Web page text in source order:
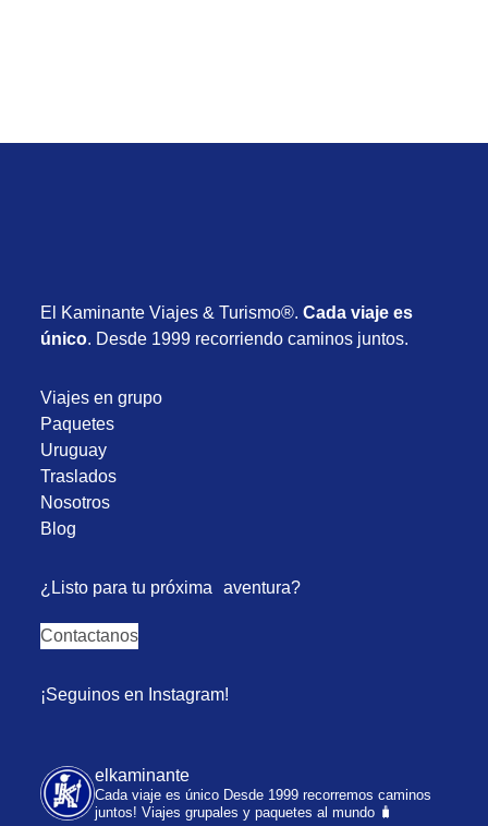
El Kaminante Viajes & Turismo®.Cada viaje es
único. Desde 1999 recorriendo caminos juntos.
Viajes en grupo
Paquetes
Uruguay
Traslados
Nosotros
Blog
¿Listo para tu próxima aventura?
Contactanos
¡Seguinos en Instagram!
elkaminante
Cada viaje es único Desde 1999 recorremos caminos
juntos! Viajes grupales y paquetes al mundo 🧳